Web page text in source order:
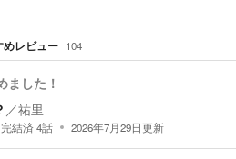
めレビュー 104
ました！
／祐里
完結済4話 2026年7月29日更新